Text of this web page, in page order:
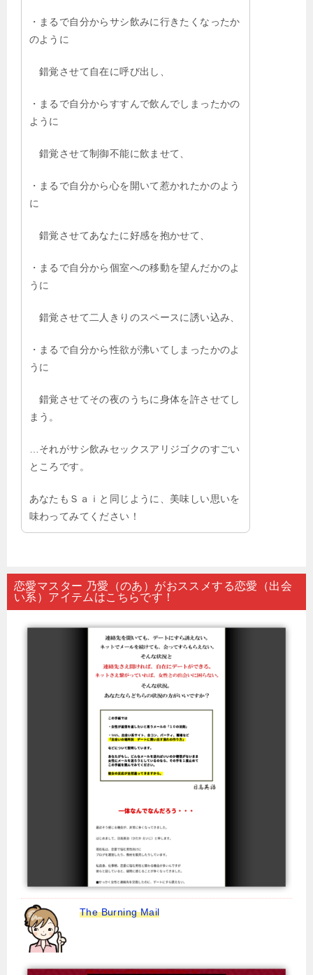
・まるで自分からサシ飲みに行きたくなったか
のように
錯覚させて自在に呼び出し、
・まるで自分からすすんで飲んでしまったかの
ように
錯覚させて制御不能に飲ませて、
・まるで自分から心を開いて惹かれたかのよう
に
錯覚させてあなたに好感を抱かせて、
・まるで自分から個室への移動を望んだかのよ
うに
錯覚させて二人きりのスペースに誘い込み、
・まるで自分から性欲が沸いてしまったかのよ
うに
錯覚させてその夜のうちに身体を許させてし
まう。
…それがサシ飲みセックスアリジゴクのすごい
ところです。
あなたもＳａｉと同じように、美味しい思いを
味わってみてください！
恋愛マスター 乃愛（のあ）がおススメする恋愛（出会
い系）アイテムはこちらです！
The Burning Mail